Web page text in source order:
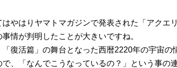
やはりヤマトマガジンで発表された「アクエ
情が判明したことが大きいですね。
復活篇」の舞台となった西暦2220年の宇宙の
、「なんでこうなっているの？」という事の連